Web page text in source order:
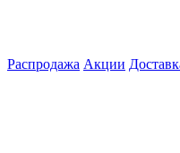
Распродажа Акции